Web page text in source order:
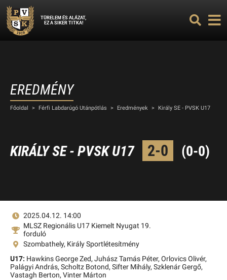
TÜRELEM ÉS ALÁZAT,
EZ A SIKER TITKA!
EREDMÉNY
Főoldal > Férfi Labdarúgó Utánpótlás > Eredmények > Király SE - PVSK U17
KIRÁLY SE - PVSK U17 2-0 (0-0)
2025.04.12. 14:00
MLSZ Regionális U17 Kiemelt Nyugat 19.
forduló
Szombathely, Király Sportlétesítmény
U17: Hawkins George Zed, Juhász Tamás Péter, Orlovics Olivér,
Palágyi András, Scholtz Botond, Sifter Mihály, Szklenár Gergő,
Vastagh Berton, Vinter Márton